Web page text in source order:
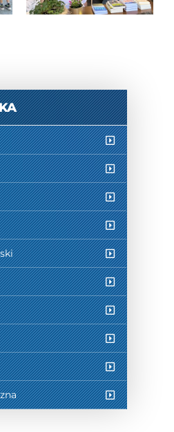
Piotrem